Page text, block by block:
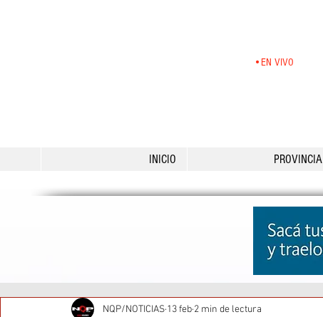
•EN VIVO
INICIO PROVINCIA
NQP/NOTICIAS 13 feb 2 min de lectura